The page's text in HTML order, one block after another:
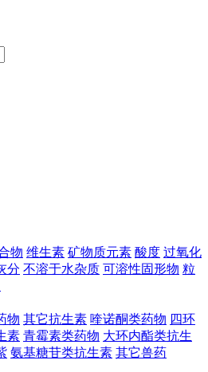
物 维生素 矿物质元素 酸度 过氧化
分 不溶于水杂质 可溶性固形物 粒
物 其它抗生素 喹诺酮类药物 四环
素 青霉素类药物 大环内酯类抗生
氨基糖苷类抗生素 其它兽药